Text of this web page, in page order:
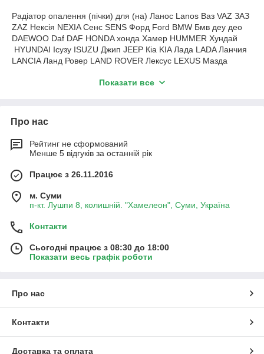
Радіатор опалення (пічки) для (на) Ланос Lanos Ваз VAZ ЗАЗ
ZAZ Нексія NEXIA Сенс SENS Форд Ford BMW Бмв деу део
DAEWOO Daf DAF HONDA хонда Хамер HUMMER Хундай
HYUNDAI Ісузу ISUZU Джип JEEP Кіа KIA Лада LADA Ланчия
LANCIA Ланд Ровер LAND ROVER Лексус LEXUS Мазда
MITSUBISHI Нісан NISSAN Пежо PEUGEOT Рено RENAULT
VW Фіат FIAT Опель Opel Нісан Nissan Дачія Дача DACIA
Сітроен CITROEN Крайслер Чері CHERY Шевроле
CHEVROLET Ауді AUDI Джилі GELLY Митсцбиси Мазда Форд
Фокус Шкода Skoda Toyota Тойота Лада Lada купити Суми
Показати все
Про нас
Рейтинг не сформований
Менше 5 відгуків за останній рік
Працює з 26.11.2016
м. Суми
п-кт. Лушпи 8, колишній. "Хамелеон", Суми, Україна
Контакти
Сьогодні працює з 08:30 до 18:00
Показати весь графік роботи
Про нас
Контакти
Доставка та оплата